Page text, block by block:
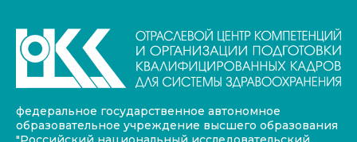
федеральное государственное автономное
образовательное учреждение высшего образования